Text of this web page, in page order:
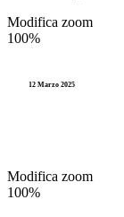
Modifica zoom
100%
12 Marzo 2025
Modifica zoom
100%